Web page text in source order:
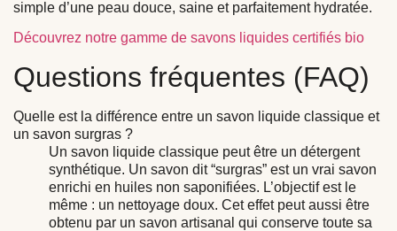
simple d’une peau douce, saine et parfaitement hydratée.
Découvrez notre gamme de savons liquides certifiés bio
Questions fréquentes (FAQ)
Quelle est la différence entre un savon liquide classique et
un savon surgras ?
Un savon liquide classique peut être un détergent
synthétique. Un savon dit “surgras” est un vrai savon
enrichi en huiles non saponifiées. L’objectif est le
même : un nettoyage doux. Cet effet peut aussi être
obtenu par un savon artisanal qui conserve toute sa